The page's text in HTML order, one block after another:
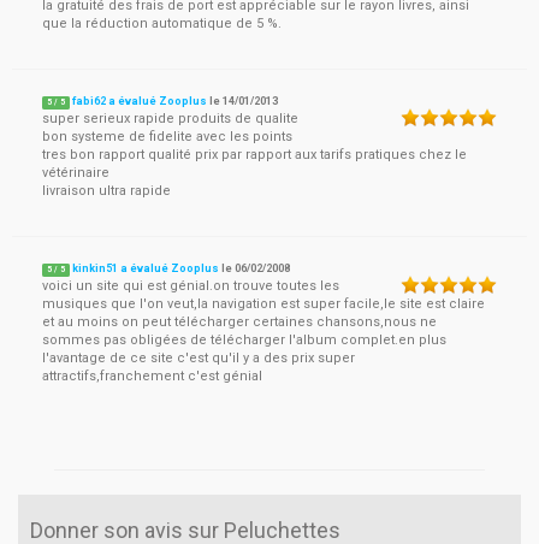
la gratuité des frais de port est appréciable sur le rayon livres, ainsi
que la réduction automatique de 5 %.
5 / 5 fabi62 a évalué Zooplus le14/01/2013
super serieux rapide produits de qualite
bon systeme de fidelite avec les points
tres bon rapport qualité prix par rapport aux tarifs pratiques chez le
vétérinaire
livraison ultra rapide
5 / 5 kinkin51 a évalué Zooplus le06/02/2008
voici un site qui est génial.on trouve toutes les
musiques que l'on veut,la navigation est super facile,le site est claire
et au moins on peut télécharger certaines chansons,nous ne
sommes pas obligées de télécharger l'album complet.en plus
l'avantage de ce site c'est qu'il y a des prix super
attractifs,franchement c'est génial
Donner son avis sur Peluchettes